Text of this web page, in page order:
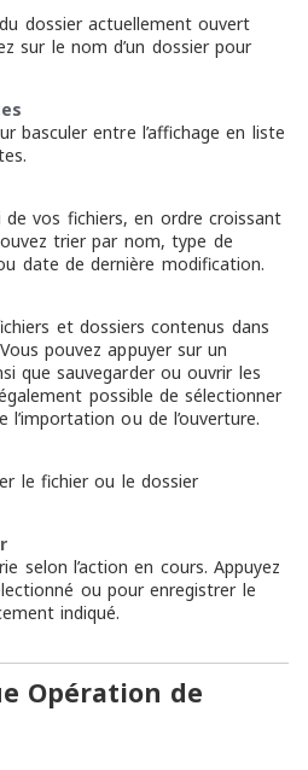
dossier actuellement ouvert
sur le nom d’un dossier pour
basculer entre l’affichage en liste
de vos fichiers, en ordre croissant
trier par nom, type de
date de dernière modification.
et dossiers contenus dans
pouvez appuyer sur un
que sauvegarder ou ouvrir les
possible de sélectionner
l’importation ou de l’ouverture.
le fichier ou le dossier
selon l’action en cours. Appuyez
ou pour enregistrer le
indiqué.
Opération de